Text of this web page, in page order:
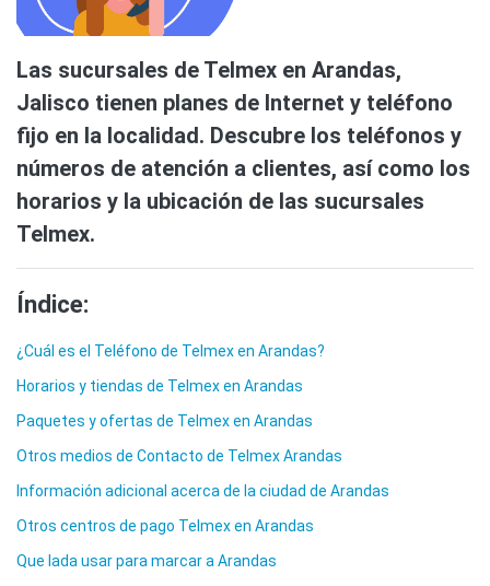
Las sucursales de Telmex en Arandas,
Jalisco tienen planes de Internet y teléfono
fijo en la localidad. Descubre los teléfonos y
números de atención a clientes, así como los
horarios y la ubicación de las sucursales
Telmex.
Índice:
¿Cuál es el Teléfono de Telmex en Arandas?
Horarios y tiendas de Telmex en Arandas
Paquetes y ofertas de Telmex en Arandas
Otros medios de Contacto de Telmex Arandas
Información adicional acerca de la ciudad de Arandas
Otros centros de pago Telmex en Arandas
Que lada usar para marcar a Arandas